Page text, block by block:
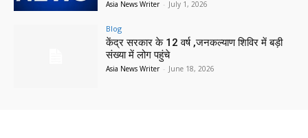
Asia News Writer - July 1, 2026
Blog
केंद्र सरकार के 12 वर्ष ,जनकल्याण शिविर में बड़ी
संख्या में लोग पहुंचे
Asia News Writer - June 18, 2026